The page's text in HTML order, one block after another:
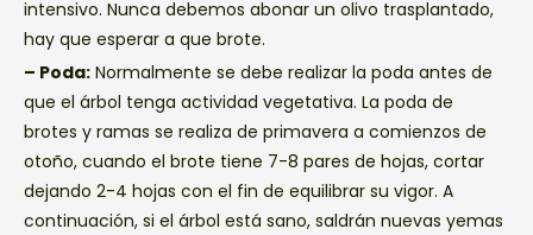
intensivo. Nunca debemos abonar un olivo trasplantado,
hay que esperar a que brote.
– Poda: Normalmente se debe realizar la poda antes de
que el árbol tenga actividad vegetativa. La poda de
brotes y ramas se realiza de primavera a comienzos de
otoño, cuando el brote tiene 7-8 pares de hojas, cortar
dejando 2-4 hojas con el fin de equilibrar su vigor. A
continuación, si el árbol está sano, saldrán nuevas yemas